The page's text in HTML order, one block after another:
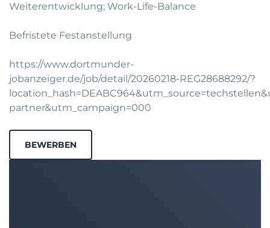
Weiterentwicklung; Work-Life-Balance
Befristete Festanstellung
https://www.dortmunder-
jobanzeiger.de/job/detail/20260218-REG28688292/?
partner&utm_campaign=000
BEWERBEN